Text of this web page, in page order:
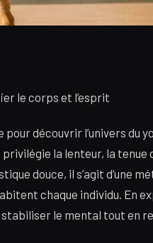
le corps et l’esprit
découvrir l’univers du
la lenteur, la tenue
douce, il s’agit d’une
chaque individu. En
le mental tout en